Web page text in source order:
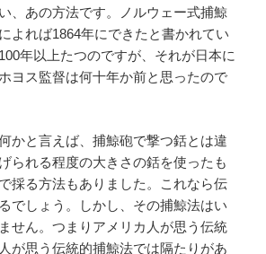
、あの方法です。ノルウェー式捕鯨
よれば1864年にできたと書かれてい
年以上たつのですが、それが日本に
ヨス監督は何十年か前と思ったので
かと言えば、捕鯨砲で撃つ銛とは違
られる程度の大きさの銛を使ったも
採る方法もありました。これなら伝
でしょう。しかし、その捕鯨法はい
せん。つまりアメリカ人が思う伝統
が思う伝統的捕鯨法では隔たりがあ